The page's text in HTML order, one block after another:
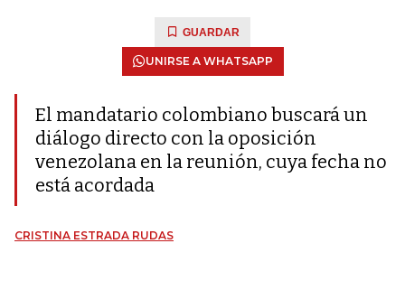
GUARDAR
UNIRSE A WHATSAPP
El mandatario colombiano buscará un
diálogo directo con la oposición
venezolana en la reunión, cuya fecha no
está acordada
CRISTINA ESTRADA RUDAS